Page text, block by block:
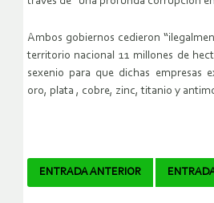
Ambos gobiernos cedieron
territorio nacional 11 millones de
sexenio para que dichas empresas
oro, plata , cobre, zinc, titanio y
Navegador
ENTRADA ANTERIOR